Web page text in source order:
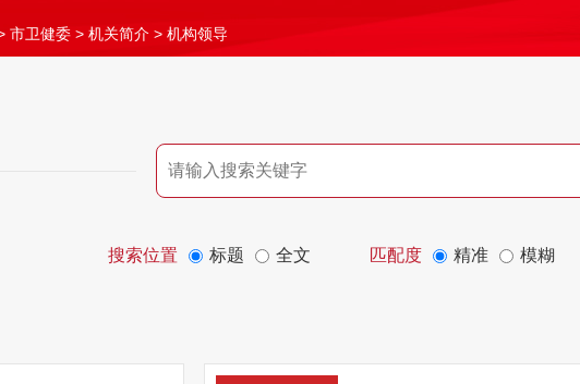
市卫健委 > 机关简介 > 机构领导
搜索位置 标题 全文 匹配度 精准 模糊